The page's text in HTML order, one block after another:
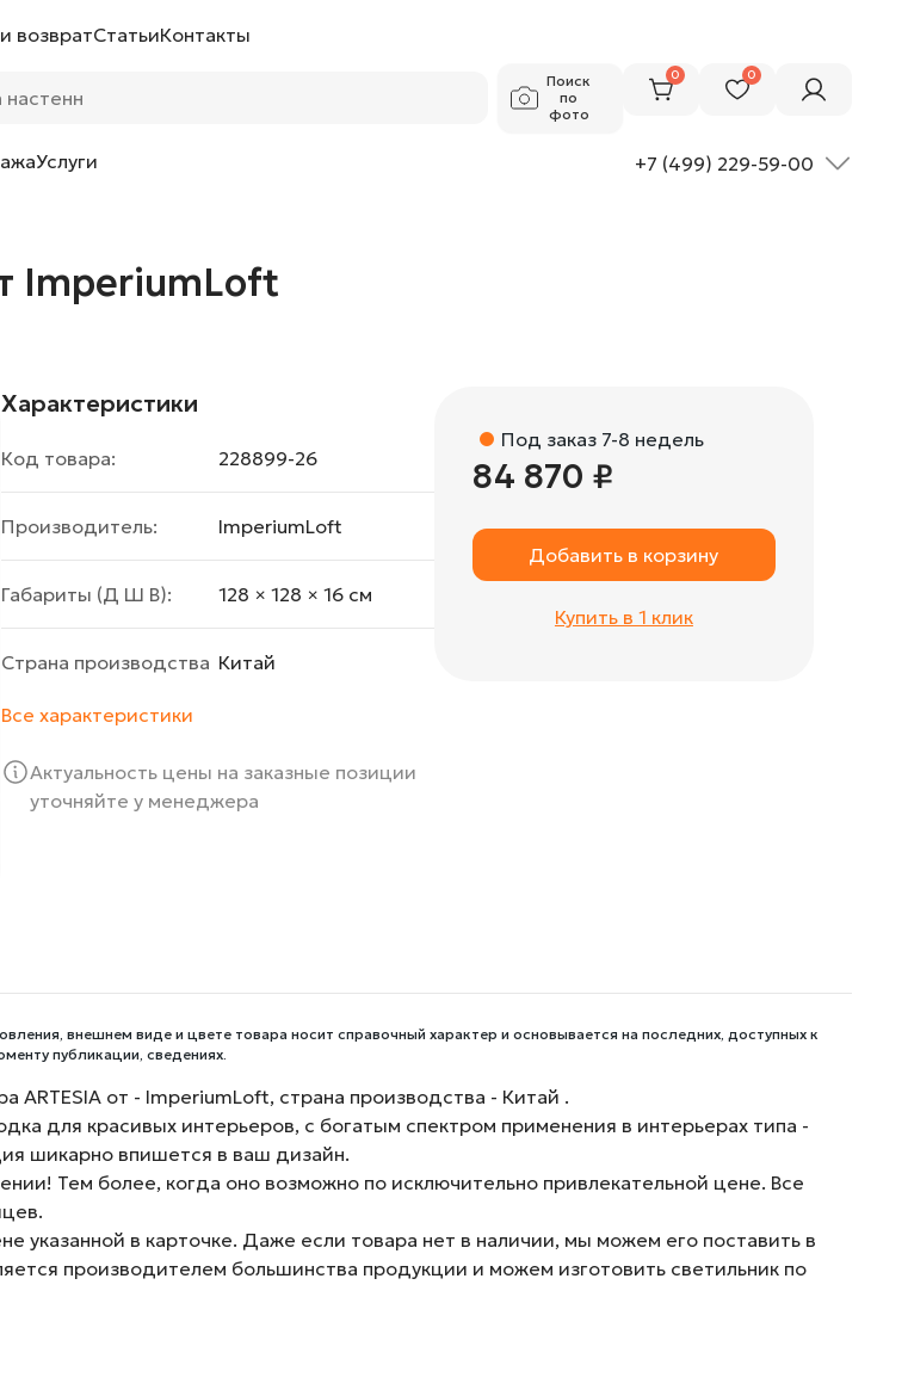
возвратСтатьиКонтакты
Поиск
по
фото
0 0
Услуги +7 (499) 229-59-00
ImperiumLoft
Характеристики
Код товара: 228899-26
Производитель: ImperiumLoft
Габариты (Д Ш В): 128 × 128 × 16 cм
Страна производства Китай
Все характеристики
Актуальность цены на заказные позиции
уточняйте у менеджера
Под заказ 7-8 недель
84 870 ₽
Добавить в корзину
Купить в 1 клик
внешнем виде и цвете товара носит справочный характер и основывается на последних, доступных к
публикации, сведениях.
от - ImperiumLoft, страна производства - Китай .
для красивых интерьеров, с богатым спектром применения в интерьерах типа -
шикарно впишется в ваш дизайн.
Тем более, когда оно возможно по исключительно привлекательной цене. Все
указанной в карточке. Даже если товара нет в наличии, мы можем его поставить в
производителем большинства продукции и можем изготовить светильник по